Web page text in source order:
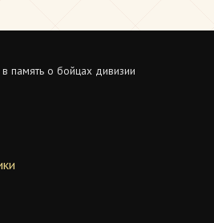
память о бойцах дивизии